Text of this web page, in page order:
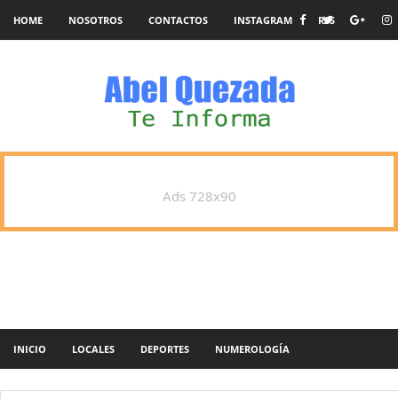
HOME NOSOTROS CONTACTOS INSTAGRAM RSS
Ads 728x90
INICIO LOCALES DEPORTES NUMEROLOGÍA